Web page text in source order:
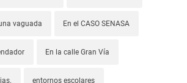
vaguada En el CASO SENASA
En la calle Gran Vía
entornos escolares